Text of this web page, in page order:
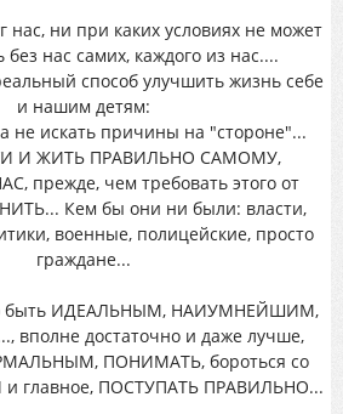
нас, ни при каких условиях не может
без нас самих, каждого из нас....
способ улучшить жизнь себе
и нашим детям:
не искать причины на "стороне"...
И ЖИТЬ ПРАВИЛЬНО САМОМУ,
прежде, чем требовать этого от
Кем бы они ни были: власти,
военные, полицейские, просто
граждане...
быть ИДЕАЛЬНЫМ, НАИУМНЕЙШИМ,
достаточно и даже лучше,
ПОНИМАТЬ, бороться со
главное, ПОСТУПАТЬ ПРАВИЛЬНО...